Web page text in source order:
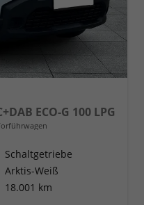
ECO-G 100 LPG
Schaltgetriebe
Arktis-Weiß
18.001 km